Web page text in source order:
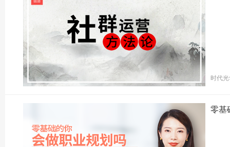
时代
零基